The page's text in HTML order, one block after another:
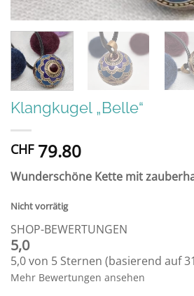
Klangkugel „Belle“
CHF79.80
Wunderschöne Kette mit
Nicht vorrätig
SHOP-BEWERTUNGEN
5,0
5,0 von 5 Sternen (basierend auf
Mehr Bewertungen ansehen